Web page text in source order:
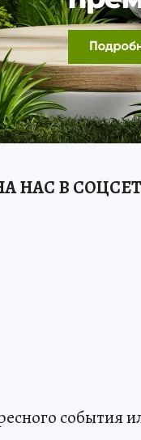
НАС В